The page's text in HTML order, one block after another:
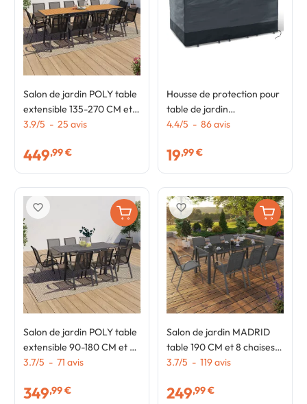
Salon de jardin POLY table
extensible 135-270 CM et
12 chaises bois et gris
3.9/5 - 25 avis
449,99 €
Housse de protection pour
table de jardin
rectangulaire 250 x 200 x
4.4/5 - 86avis
19,99 €
Salon de jardin POLY table
extensible 90-180 CM et 8
chaises gris foncé
3.7/5 - 71 avis
349,99 €
favorite_border
Salon de jardin MADRID
table 190 CM et 8 chaises
empilables gris anthracite
3.7/5 - 119avis
249,99 €
favorite_border